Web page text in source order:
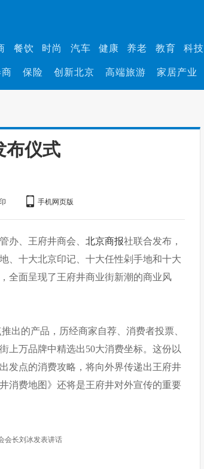
餐饮 时尚 汽车 健康 养老 教育 科技
保险 创新北京 高端旅游 家居产业
布仪式
手机网页版
办、王府井商会、 北京商报社联合发布，
、十大北京印记、十大任性剁手地和十大
全面呈现了王府井商业街新潮的商业风
出的产品，历经商家自荐、消费者投票、
上万品牌中精选出50大消费坐标。这份以
发点的消费攻略，将向外界传递出王府井
消费地图》还将是王府井对外宣传的重要
会长刘冰发表讲话